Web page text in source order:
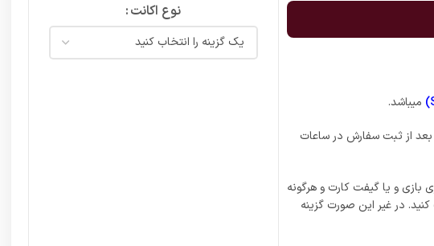
میباشد.
بعد از ثبت سفارش در ساعات
و یا گیفت کارت و هرگونه
کنید. در غیر این صورت گزینه
نوع اکانت